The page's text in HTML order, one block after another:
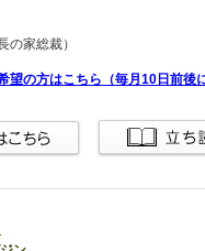
家総裁）
の方はこちら（毎月10日前後